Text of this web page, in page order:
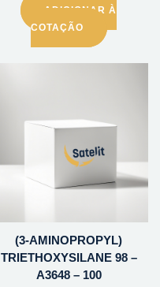
ADICIONAR À
COTAÇÃO
(3-AMINOPROPYL)
TRIETHOXYSILANE 98 –
A3648 – 100